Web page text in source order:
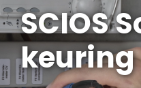
SCIOS
keuring